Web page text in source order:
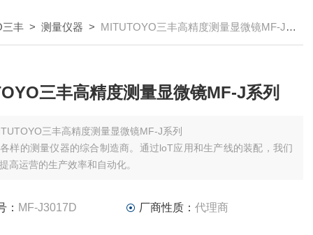
三丰 >测量仪器 > MITUTOYO三丰高精度测量显微镜MF-J系列
三丰高精度测量显微镜MF-J系列
三丰高精度测量显微镜MF-J系列
样的测量仪器的综合制造商。通过loT应用和生产线的装配，我们
高运营的生产效率和自动化。
： MF-J3017D 厂商性质： 代理商